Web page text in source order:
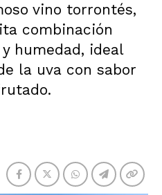
vino torrontés,
combinación
humedad, ideal
la uva con sabor